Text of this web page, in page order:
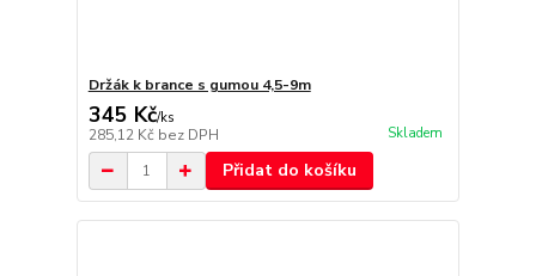
Držák k brance s gumou 4,5-9m
345 Kč/ks
285,12 Kč bez DPH Skladem
Přidat do košíku